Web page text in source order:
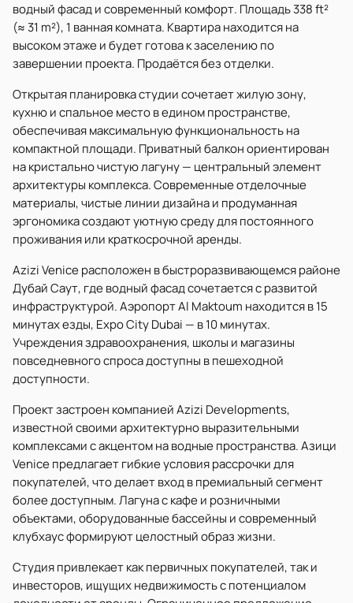
водный фасад и современный комфорт. Площадь 338 ft²
(≈ 31 m²), 1 ванная комната. Квартира находится на
высоком этаже и будет готова к заселению по
завершении проекта. Продаётся без отделки.
Открытая планировка студии сочетает жилую зону,
кухню и спальное место в едином пространстве,
обеспечивая максимальную функциональность на
компактной площади. Приватный балкон ориентирован
на кристально чистую лагуну — центральный элемент
архитектуры комплекса. Современные отделочные
материалы, чистые линии дизайна и продуманная
эргономика создают уютную среду для постоянного
проживания или краткосрочной аренды.
Azizi Venice расположен в быстроразвивающемся районе
Дубай Саут, где водный фасад сочетается с развитой
инфраструктурой. Аэропорт Al Maktoum находится в 15
минутах езды, Expo City Dubai — в 10 минутах.
Учреждения здравоохранения, школы и магазины
повседневного спроса доступны в пешеходной
доступности.
Проект застроен компанией Azizi Developments,
известной своими архитектурно выразительными
комплексами с акцентом на водные пространства. Азици
Venice предлагает гибкие условия рассрочки для
покупателей, что делает вход в премиальный сегмент
более доступным. Лагуна с кафе и розничными
объектами, оборудованные бассейны и современный
клубхаус формируют целостный образ жизни.
Студия привлекает как первичных покупателей, так и
инвесторов, ищущих недвижимость с потенциалом